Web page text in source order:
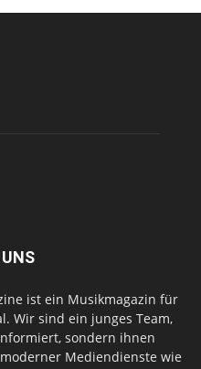
UNS
ist ein Musikmagazin für
Wir sind ein junges Team,
sondern ihnen
Mediendienste wie